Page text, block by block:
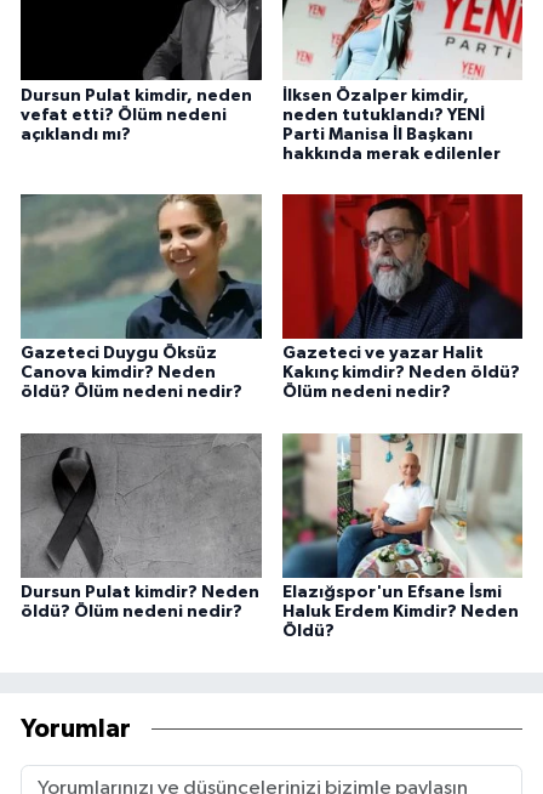
Dursun Pulat kimdir, neden
vefat etti? Ölüm nedeni
açıklandı mı?
İlksen Özalper kimdir,
neden tutuklandı? YENİ
Parti Manisa İl Başkanı
hakkında merak edilenler
Gazeteci Duygu Öksüz
Canova kimdir? Neden
öldü? Ölüm nedeni nedir?
Gazeteci ve yazar Halit
Kakınç kimdir? Neden öldü?
Ölüm nedeni nedir?
Dursun Pulat kimdir? Neden
öldü? Ölüm nedeni nedir?
Elazığspor'un Efsane İsmi
Haluk Erdem Kimdir? Neden
Öldü?
Yorumlar